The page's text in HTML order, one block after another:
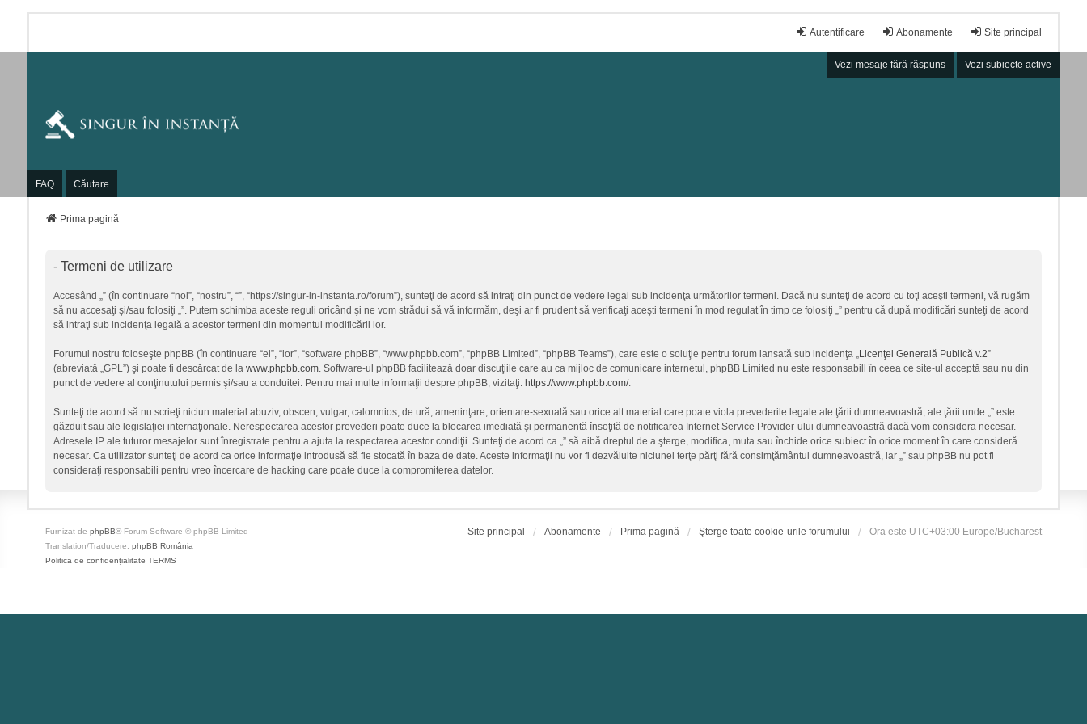
Site principal
Abonamente
Autentificare
Vezi mesaje fără răspuns Vezi subiecte active
FAQ Căutare
Prima pagină
- Termeni de utilizare
Accesând „” (în continuare “noi”, “nostru”, “”, “https://singur-in-instanta.ro/forum”), sunteţi de acord să intraţi din punct de vedere legal sub incidenţa următorilor termeni. Dacă nu sunteţi de acord cu toţi aceşti termeni, vă rugăm
să nu accesaţi şi/sau folosiţi „”. Putem schimba aceste reguli oricând şi ne vom strădui să vă informăm, deşi ar fi prudent să verificaţi aceşti termeni în mod regulat în timp ce folosiţi „” pentru că după modificări sunteţi de acord
să intraţi sub incidenţa legală a acestor termeni din momentul modificării lor.
Forumul nostru foloseşte phpBB (în continuare “ei”, “lor”, “software phpBB”, “www.phpbb.com”, “phpBB Limited”, “phpBB Teams”), care este o soluţie pentru forum lansată sub incidenţa „Licenţei Generală Publică v.2”
(abreviată „GPL”) şi poate fi descărcat de la www.phpbb.com. Software-ul phpBB facilitează doar discuţiile care au ca mijloc de comunicare internetul, phpBB Limited nu este responsabill în ceea ce site-ul acceptă sau nu din
punct de vedere al conţinutului permis şi/sau a conduitei. Pentru mai multe informaţii despre phpBB, vizitaţi: https://www.phpbb.com/.
Sunteţi de acord să nu scrieţi niciun material abuziv, obscen, vulgar, calomnios, de ură, ameninţare, orientare-sexuală sau orice alt material care poate viola prevederile legale ale ţării dumneavoastră, ale ţării unde „” este
găzduit sau ale legislaţiei internaţionale. Nerespectarea acestor prevederi poate duce la blocarea imediată şi permanentă însoţită de notificarea Internet Service Provider-ului dumneavoastră dacă vom considera necesar.
Adresele IP ale tuturor mesajelor sunt înregistrate pentru a ajuta la respectarea acestor condiţii. Sunteţi de acord ca „” să aibă dreptul de a şterge, modifica, muta sau închide orice subiect în orice moment în care consideră
necesar. Ca utilizator sunteţi de acord ca orice informaţie introdusă să fie stocată în baza de date. Aceste informaţii nu vor fi dezvăluite niciunei terţe părţi fără consimţământul dumneavoastră, iar „” sau phpBB nu pot fi
consideraţi responsabili pentru vreo încercare de hacking care poate duce la compromiterea datelor.
Site principal Abonamente Prima pagină Şterge toate cookie-urile forumului Ora este UTC+03:00 Europe/Bucharest
Furnizat de phpBB® Forum Software © phpBB Limited
Translation/Traducere: phpBB România
Politica de confidenţialitate TERMS